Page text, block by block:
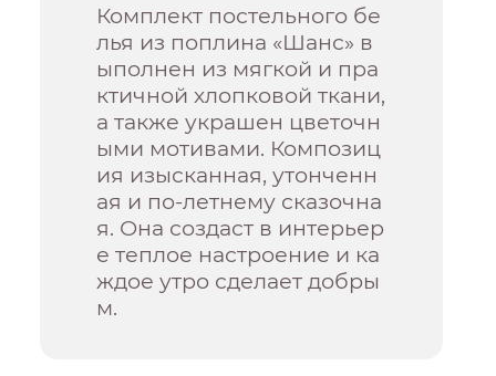
Комплект постельного бе
лья из поплина «Шанс» в
ыполнен из мягкой и пра
ктичной хлопковой ткани,
а также украшен цветочн
ыми мотивами. Композиц
ия изысканная, утонченн
ая и по-летнему сказочна
я. Она создаст в интерьер
е теплое настроение и ка
ждое утро сделает добры
м.